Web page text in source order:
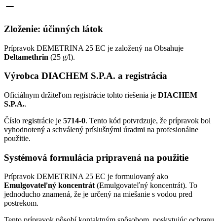
Zloženie: účinných látok
Prípravok DEMETRINA 25 EC je založený na Obsahuje
Deltamethrin (25 g/l).
Výrobca DIACHEM S.P.A. a registrácia
Oficiálnym držiteľom registrácie tohto riešenia je DIACHEM
S.P.A..
Číslo registrácie je 5714-0. Tento kód potvrdzuje, že prípravok bol
vyhodnotený a schválený príslušnými úradmi na profesionálne
použitie.
Systémová formulácia pripravená na použitie
Prípravok DEMETRINA 25 EC je formulovaný ako
Emulgovateľný koncentrát (Emulgovateľný koncentrát). To
jednoducho znamená, že je určený na miešanie s vodou pred
postrekom.